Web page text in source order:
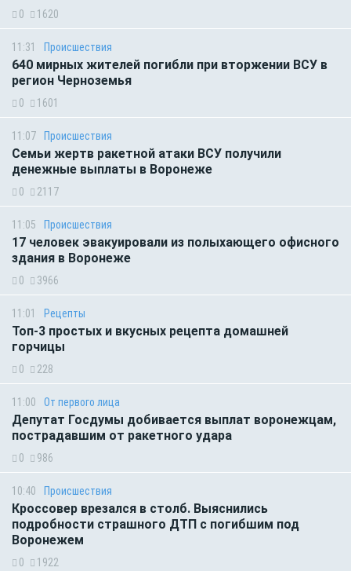
0 1620
11:31 Происшествия
640 мирных жителей погибли при вторжении ВСУ в
регион Черноземья
0 1601
11:07 Происшествия
Семьи жертв ракетной атаки ВСУ получили
денежные выплаты в Воронеже
0 2117
11:05 Происшествия
17 человек эвакуировали из полыхающего офисного
здания в Воронеже
0 3966
11:01 Рецепты
Топ-3 простых и вкусных рецепта домашней
горчицы
0 228
11:00 От первого лица
Депутат Госдумы добивается выплат воронежцам,
пострадавшим от ракетного удара
0 986
10:40 Происшествия
Кроссовер врезался в столб. Выяснились
подробности страшного ДТП с погибшим под
Воронежем
0 1922